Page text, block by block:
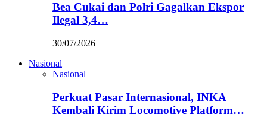
Bea Cukai dan Polri Gagalkan Ekspor
Ilegal 3,4…
30/07/2026
Nasional
Nasional
Perkuat Pasar Internasional, INKA
Kembali Kirim Locomotive Platform…